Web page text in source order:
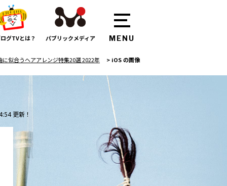
グTVとは？ パブリックメディア
似合うヘアアレンジ特集20選 2022年 > iOS の画像
更新！